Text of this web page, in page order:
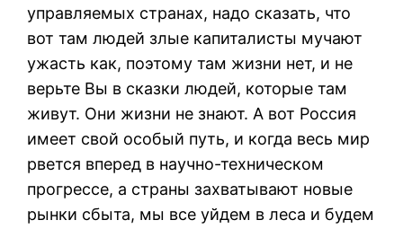
управляемых странах, надо сказать, что
вот там людей злые капиталисты мучают
ужасть как, поэтому там жизни нет, и не
верьте Вы в сказки людей, которые там
живут. Они жизни не знают. А вот Россия
имеет свой особый путь, и когда весь мир
рвется вперед в научно-техническом
прогрессе, а страны захватывают новые
рынки сбыта, мы все уйдем в леса и будем